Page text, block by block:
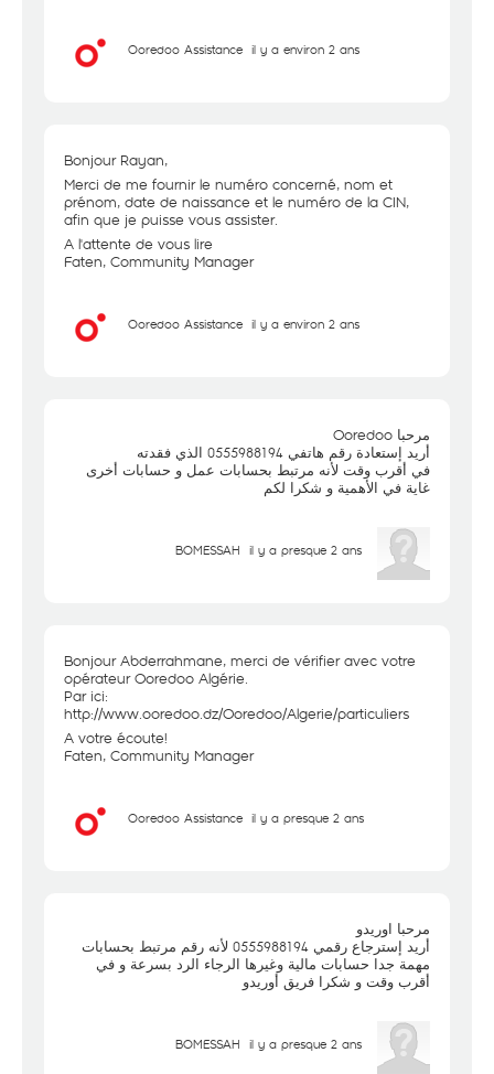
Ooredoo Assistance il y a environ 2 ans
Bonjour Rayan,
Merci de me fournir le numéro concerné, nom et
prénom, date de naissance et le numéro de la CIN,
afin que je puisse vous assister.
A l'attente de vous lire
Faten, Community Manager
Ooredoo Assistance il y a environ 2 ans
مرحبا Ooredoo
أريد إستعادة رقم هاتفي 0555988194 الذي فقدته
في أقرب وقت لأنه مرتبط بحسابات عمل و حسابات أخرى
غاية في الأهمية و شكرا لكم
BOMESSAH il y a presque 2 ans
Bonjour Abderrahmane, merci de vérifier avec votre
opérateur Ooredoo Algérie.
Par ici:
http://www.ooredoo.dz/Ooredoo/Algerie/particuliers
A votre écoute!
Faten, Community Manager
Ooredoo Assistance il y a presque 2 ans
مرحبا اوريدو
أريد إسترجاع رقمي 0555988194 لأنه رقم مرتبط بحسابات
مهمة جدا حسابات مالية وغيرها الرجاء الرد بسرعة و في
أقرب وقت و شكرا فريق أوريدو
BOMESSAH il y a presque 2 ans